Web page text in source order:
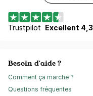
Trustpilot Excellent
Besoin d'aide ?
Comment ça marche ?
Questions fréquentes